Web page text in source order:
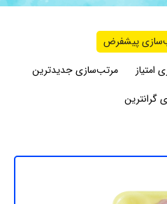
پیشفرض
امتیاز
مرتب‌سازی جدیدترین
گرانترین